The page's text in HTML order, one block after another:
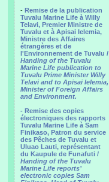
- Remise de la publication
Tuvalu Marine Life à Willy
Telavi, Premier Ministre de
Tuvalu et à Apisai Ielemia,
Ministre des Affaires
étrangères et de
l'Environnement de Tuvalu /
Handing of the Tuvalu
Marine Life publication to
Tuvalu Prime Minister Willy
Telavi and to Apisai Ielemia,
Minister of Foreign Affairs
and Environment.
- Remise des copies
électroniques des rapports
Tuvalu Marine Life à Sam
Finikaso, Patron du service
des Pêches de Tuvalu et
Uluao Lauti, représentant
du Kaupule de Funafuti /
Handing of the Tuvalu
Marine Life reports’
electronic copies Sam